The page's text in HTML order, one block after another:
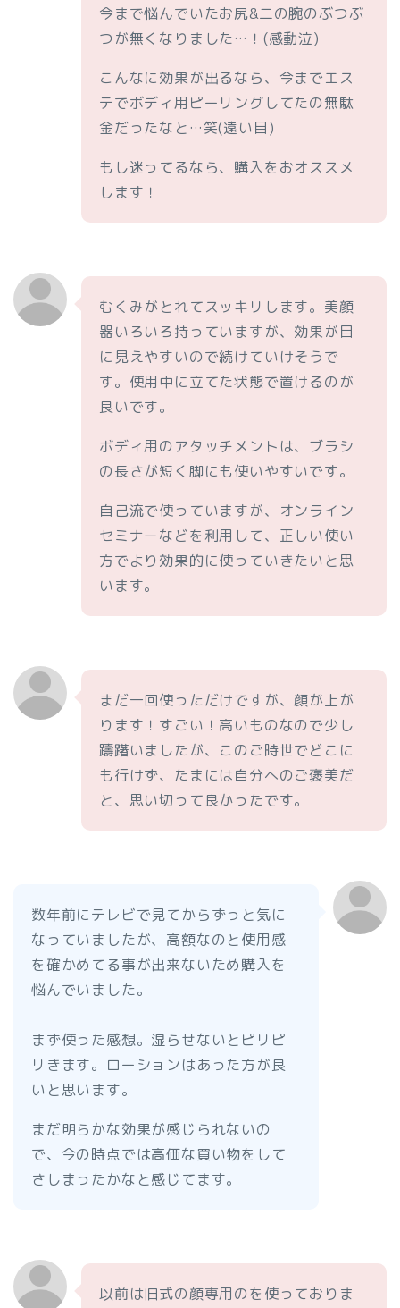
今まで悩んでいたお尻&二の腕のぶつぶ
つが無くなりました…！(感動泣)
こんなに効果が出るなら、今までエス
テでボディ用ピーリングしてたの無駄
金だったなと…笑(遠い目)
もし迷ってるなら、購入をおオススメ
します！
むくみがとれてスッキリします。美顔
器いろいろ持っていますが、効果が目
に見えやすいので続けていけそうで
す。使用中に立てた状態で置けるのが
良いです。
ボディ用のアタッチメントは、ブラシ
の長さが短く脚にも使いやすいです。
自己流で使っていますが、オンライン
セミナーなどを利用して、正しい使い
方でより効果的に使っていきたいと思
います。
まだ一回使っただけですが、顔が上が
ります！すごい！高いものなので少し
躊躇いましたが、このご時世でどこに
も行けず、たまには自分へのご褒美だ
と、思い切って良かったです。
数年前にテレビで見てからずっと気に
なっていましたが、高額なのと使用感
を確かめてる事が出来ないため購入を
悩んでいました。
まず使った感想。湿らせないとピリピ
リきます。ローションはあった方が良
いと思います。
まだ明らかな効果が感じられないの
で、今の時点では高価な買い物をして
さしまったかなと感じてます。
以前は旧式の顔専用のを使っておりま